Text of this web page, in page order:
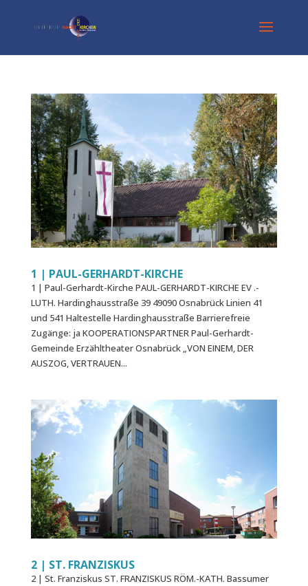
1 | PAUL-GERHARDT-KIRCHE
1 | Paul-Gerhardt-Kirche PAUL-GERHARDT-KIRCHE EV .-
LUTH. Hardinghausstraße 39 49090 Osnabrück Linien 41
und 541 Haltestelle Hardinghausstraße Barrierefreie
Zugänge: ja KOOPERATIONSPARTNER Paul-Gerhardt-
Gemeinde Erzähltheater Osnabrück „VON EINEM, DER
AUSZOG, VERTRAUEN...
2 | ST. FRANZISKUS
2 | St. Franziskus ST. FRANZISKUS RÖM.-KATH. Bassumer